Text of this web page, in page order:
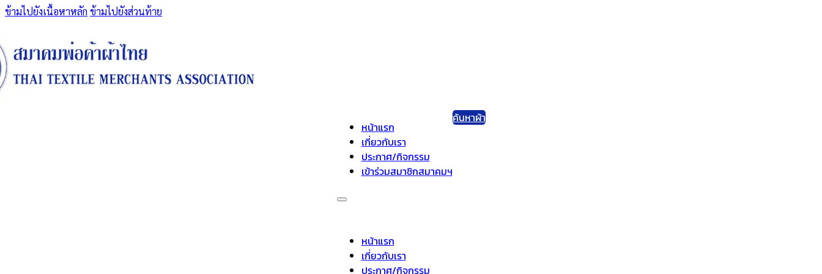
ข้ามไปยังเนื้อหาหลัก ข้ามไปยังส่วนท้าย
หน้าแรก
เกี่ยวกับเรา
ประกาศ/กิจกรรม
เข้าร่วมสมาชิกสมาคมฯ
หน้าแรก
เกี่ยวกับเรา
ประกาศ/กิจกรรม
ค้นหาผ้า